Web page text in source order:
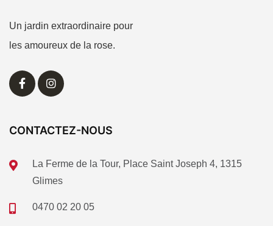
Un jardin extraordinaire pour
les amoureux de la rose.
CONTACTEZ-NOUS
La Ferme de la Tour, Place Saint Joseph 4, 1315
Glimes
0470 02 20 05